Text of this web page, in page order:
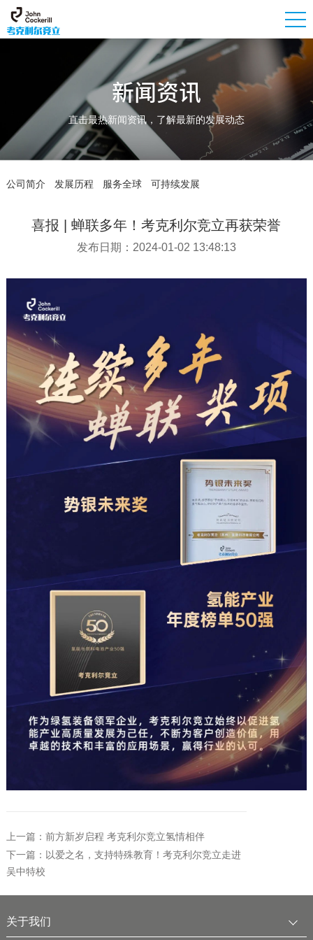
新闻资讯
直击最热新闻资讯，了解最新的发展动态
公司简介 发展历程 服务全球 可持续发展
喜报 | 蝉联多年！考克利尔竞立再获荣誉
发布日期：2024-01-02 13:48:13
上一篇：前方新岁启程 考克利尔竞立氢情相伴
下一篇：以爱之名，支持特殊教育！考克利尔竞立走进
吴中特校
关于我们